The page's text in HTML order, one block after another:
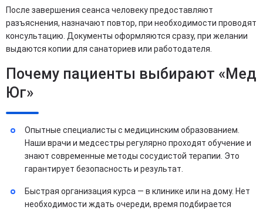
После завершения сеанса человеку предоставляют
разъяснения, назначают повтор, при необходимости проводят
консультацию. Документы оформляются сразу, при желании
выдаются копии для санаториев или работодателя.
Почему пациенты выбирают «Мед
Юг»
Опытные специалисты с медицинским образованием.
Наши врачи и медсестры регулярно проходят обучение и
знают современные методы сосудистой терапии. Это
гарантирует безопасность и результат.
Быстрая организация курса — в клинике или на дому. Нет
необходимости ждать очереди, время подбирается